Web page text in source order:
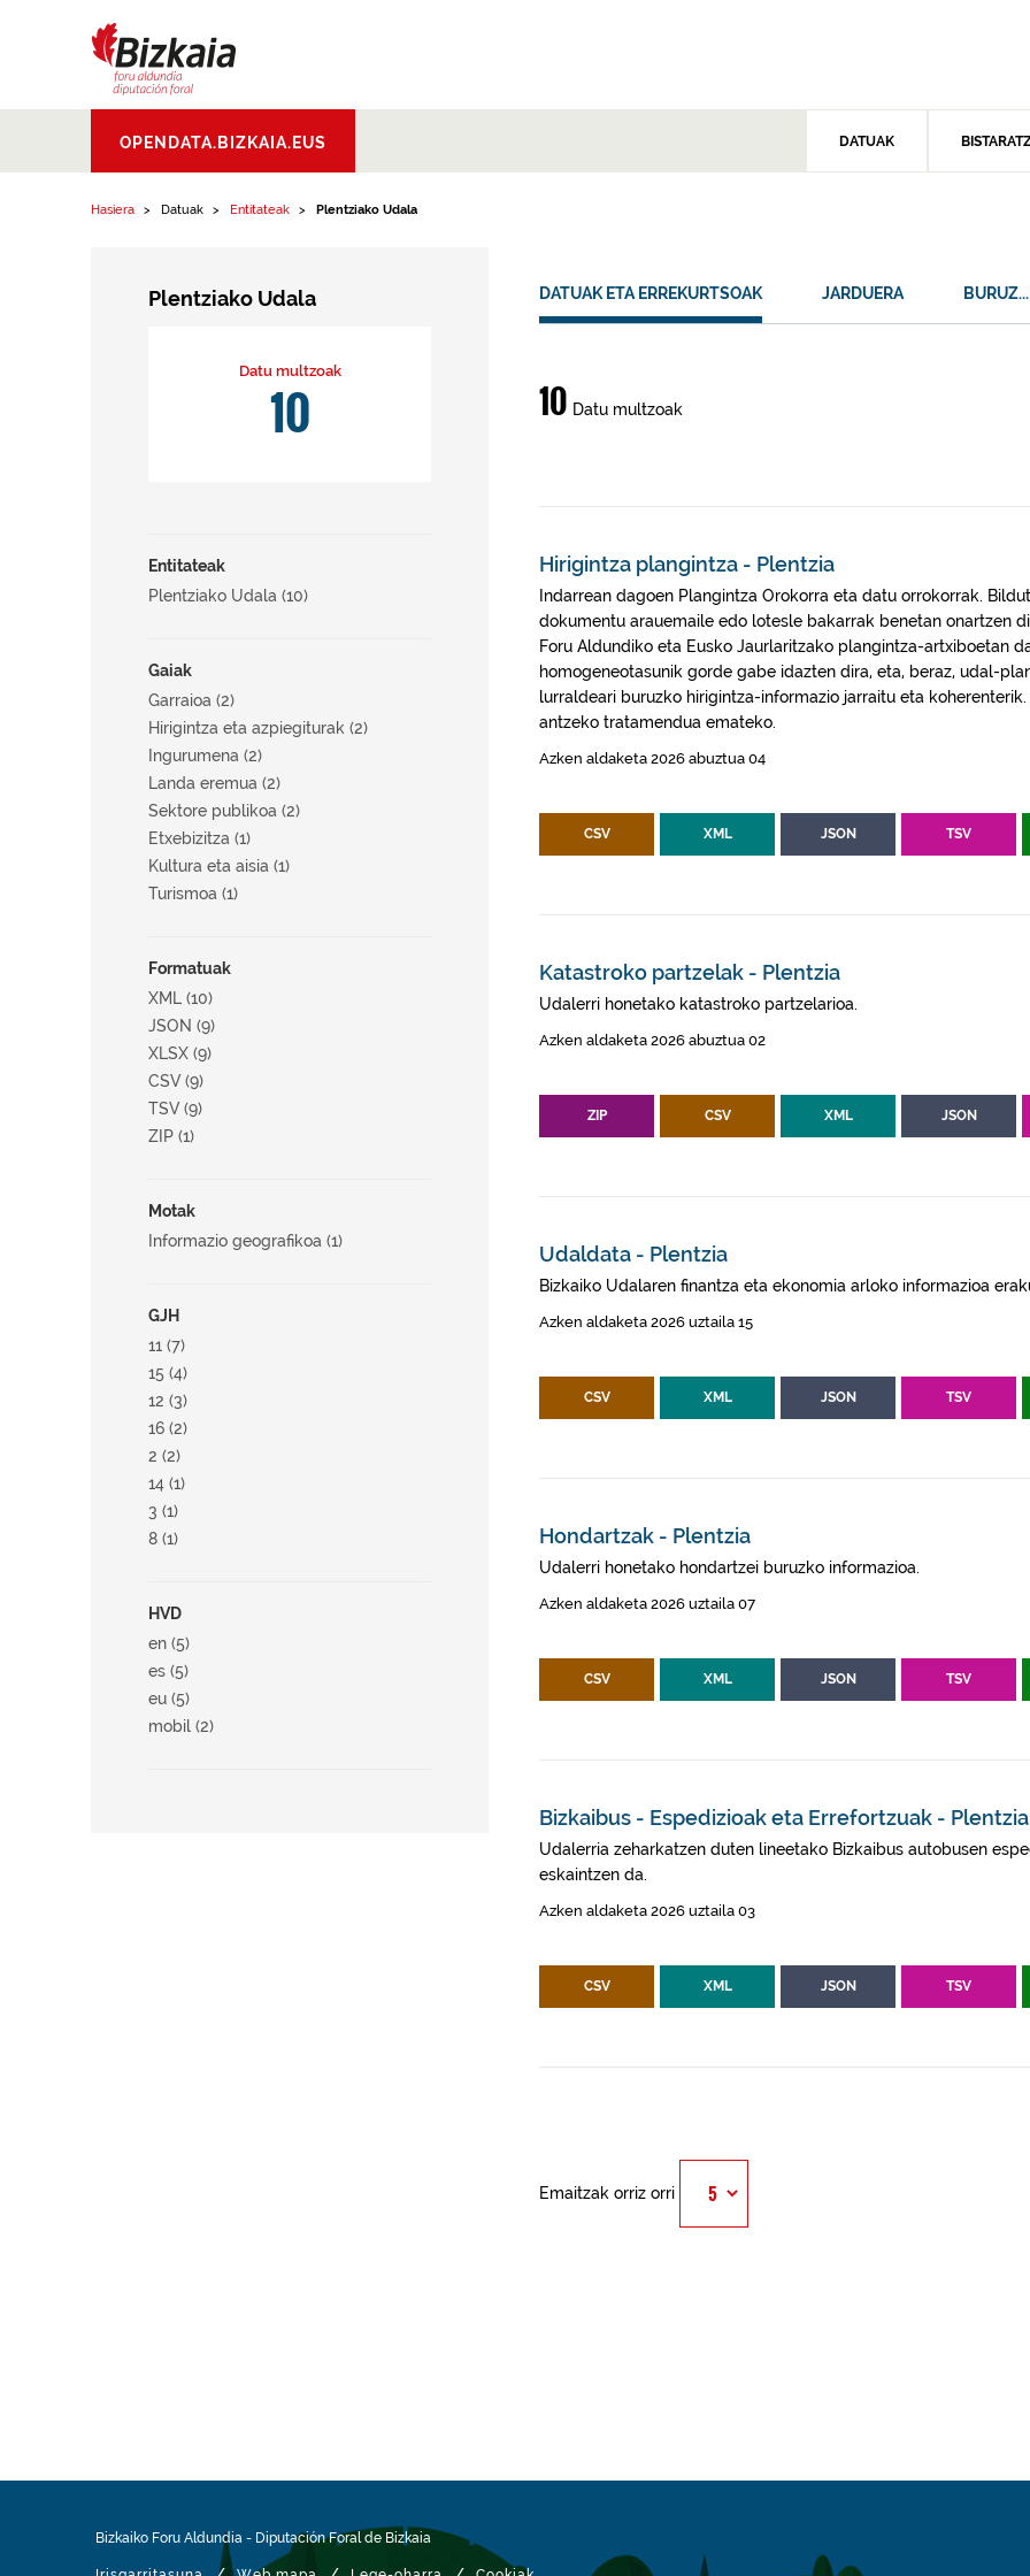
Aldundia.Diputacion
Foral de Bizkaia
OPENDATA.BIZKAIA.EUS DATUAK
Hasiera Datuak Entitateak Plentziako Udala
Plentziako Udala
Datu multzoak
10
Entitateak
Plentziako Udala (10)
Gaiak
Garraioa (2)
Hirigintza eta azpiegiturak (2)
Ingurumena (2)
Landa eremua (2)
Sektore publikoa (2)
Etxebizitza (1)
Kultura eta aisia (1)
Turismoa (1)
Formatuak
XML (10)
JSON (9)
XLSX (9)
CSV (9)
TSV (9)
ZIP (1)
Motak
Informazio geografikoa (1)
GJH
11 (7)
15 (4)
12 (3)
16 (2)
2 (2)
14 (1)
3 (1)
8 (1)
HVD
en (5)
es (5)
eu (5)
mobil (2)
DATUAK ETA ERREKURTSOAK JARDUERA BURUZ...
Datuak
eta
10 Datu multzoak
Hirigintza plangintza - Plentzia
Indarrean dagoen Plangintza Orokorra eta datu orrokorrak.
dokumentu arauemaile edo lotesle bakarrak benetan onartzen
Foru Aldundiko eta Eusko Jaurlaritzako plangintza-artxiboetan
homogeneotasunik gorde gabe idazten dira, eta, beraz, udal-
lurraldeari buruzko hirigintza-informazio jarraitu eta
antzeko tratamendua emateko.
Azken aldaketa 2026 abuztua 04
CSV XML JSON TSV
Katastroko partzelak - Plentzia
Udalerri honetako katastroko partzelarioa.
Azken aldaketa 2026 abuztua 02
ZIP CSV XML JSON
Udaldata - Plentzia
Bizkaiko Udalaren finantza eta ekonomia arloko informazioa
Azken aldaketa 2026 uztaila 15
CSV XML JSON TSV
Hondartzak - Plentzia
Udalerri honetako hondartzei buruzko informazioa.
Azken aldaketa 2026 uztaila 07
CSV XML JSON TSV
Bizkaibus - Espedizioak eta Errefortzuak - Plentzia
Udalerria zeharkatzen duten lineetako Bizkaibus autobusen
eskaintzen da.
Azken aldaketa 2026 uztaila 03
CSV XML JSON TSV
Emaitzak orriz orri
Bizkaiko Foru Aldundia - Diputación Foral de Bizkaia